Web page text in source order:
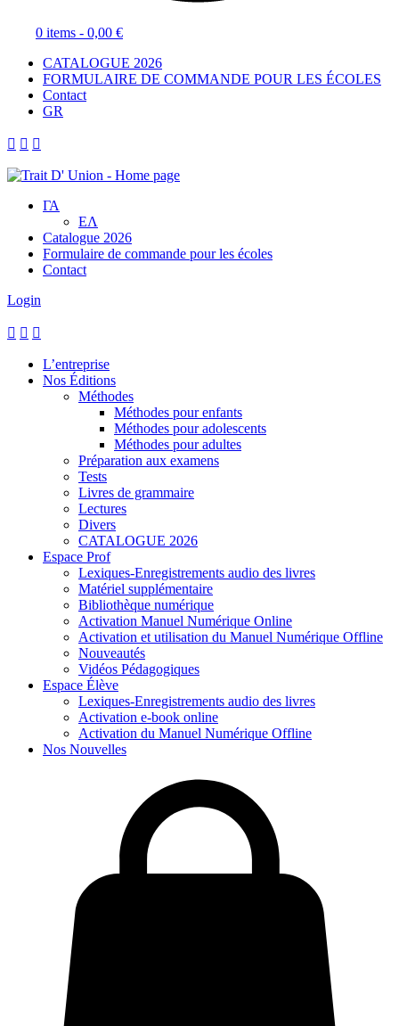
0 items - 0,00 €
CATALOGUE 2026
FORMULAIRE DE COMMANDE POUR LES ÉCOLES
Contact
GR
  
ΓΑ
ΕΛ
Catalogue 2026
Formulaire de commande pour les écoles
Contact
Login
  
L’entreprise
Nos Éditions
Méthodes
Méthodes pour enfants
Méthodes pour adolescents
Méthodes pour adultes
Préparation aux examens
Tests
Livres de grammaire
Lectures
Divers
CATALOGUE 2026
Espace Prof
Lexiques-Enregistrements audio des livres
Matériel supplémentaire
Bibliothèque numérique
Activation Manuel Numérique Online
Activation et utilisation du Manuel Numérique Offline
Nouveautés
Vidéos Pédagogiques
Espace Élève
Lexiques-Enregistrements audio des livres
Activation e-book online
Activation du Manuel Numérique Offline
Nos Nouvelles